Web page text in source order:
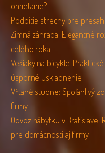
omietanie?
Podbitie strechy pre
Zimná záhrada: Elegantné
celého roka
Vešiaky na bicykle:
úsporné uskladnenie
Vŕtané studne: Spoľahlivý
firmy
Odvoz nábytku v
pre domácnosti aj firmy